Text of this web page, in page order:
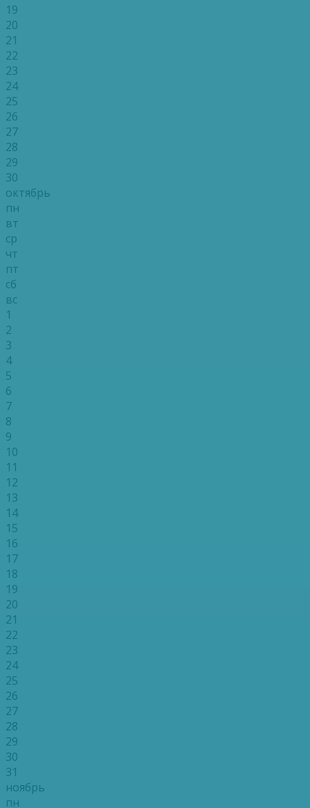
19
20
21
22
23
24
25
26
27
28
29
30
октябрь
пн
вт
ср
чт
пт
сб
вс
1
2
3
4
5
6
7
8
9
10
11
12
13
14
15
16
17
18
19
20
21
22
23
24
25
26
27
28
29
30
31
ноябрь
пн